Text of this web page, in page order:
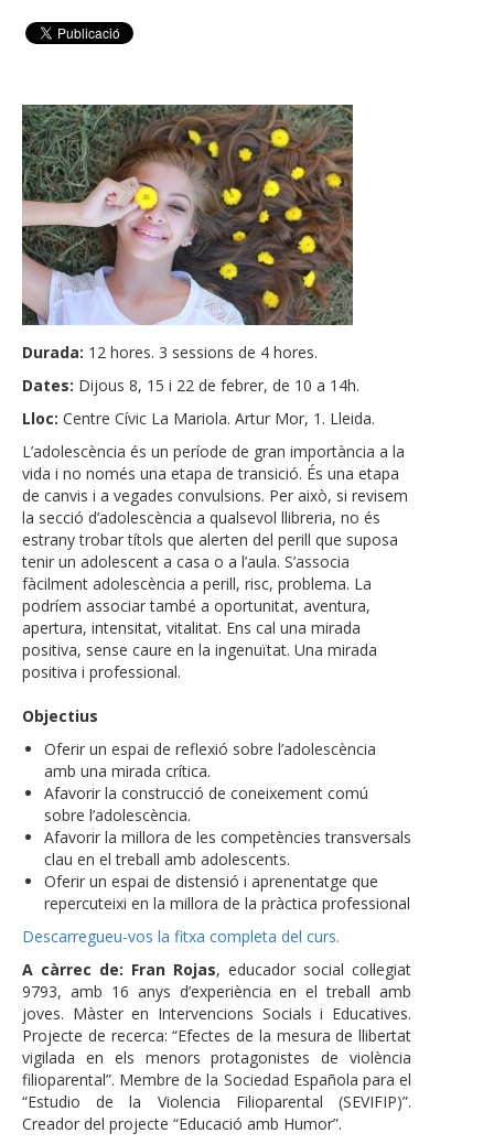
Durada: 12 hores. 3 sessions de 4 hores.
Dates: Dijous 8, 15 i 22 de febrer, de 10 a 14h.
Lloc: Centre Cívic La Mariola. Artur Mor, 1. Lleida.
L’adolescència és un període de gran importància a la
vida i no només una etapa de transició. És una etapa
de canvis i a vegades convulsions. Per això, si revisem
la secció d’adolescència a qualsevol llibreria, no és
estrany trobar títols que alerten del perill que suposa
tenir un adolescent a casa o a l’aula. S’associa
fàcilment adolescència a perill, risc, problema. La
podríem associar també a oportunitat, aventura,
apertura, intensitat, vitalitat. Ens cal una mirada
positiva, sense caure en la ingenuïtat. Una mirada
positiva i professional.
Objectius
Oferir un espai de reflexió sobre l’adolescència
amb una mirada crítica.
Afavorir la construcció de coneixement comú
sobre l’adolescència.
Afavorir la millora de les competències transversals
clau en el treball amb adolescents.
Oferir un espai de distensió i aprenentatge que
repercuteixi en la millora de la pràctica professional
Descarregueu-vos la fitxa completa del curs.
A càrrec de: Fran Rojas, educador social col·legiat
9793, amb 16 anys d’experiència en el treball amb
joves. Màster en Intervencions Socials i Educatives.
Projecte de recerca: “Efectes de la mesura de llibertat
vigilada en els menors protagonistes de violència
filioparental”. Membre de la Sociedad Española para el
“Estudio de la Violencia Filioparental (SEVIFIP)”.
Creador del projecte “Educació amb Humor”.